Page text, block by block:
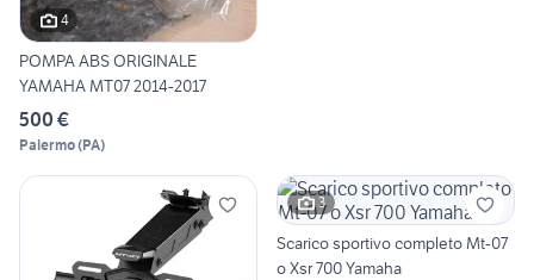
4
POMPA ABS ORIGINALE
YAMAHA MT07 2014-2017
500 €
Palermo(PA)
3
Scarico sportivo completo Mt-07
o Xsr 700 Yamaha